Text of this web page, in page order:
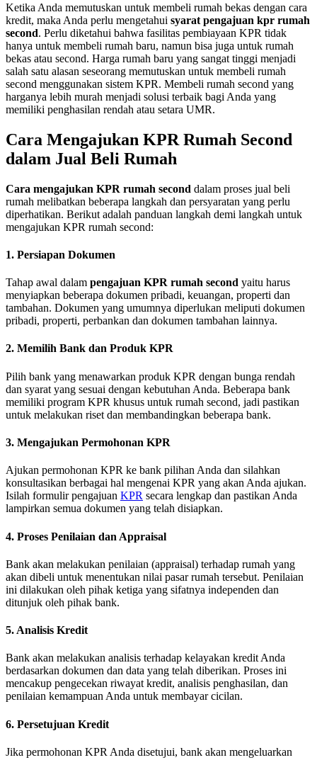
Ketika Anda memutuskan untuk membeli rumah bekas dengan cara
kredit, maka Anda perlu mengetahui syarat pengajuan kpr rumah
second. Perlu diketahui bahwa fasilitas pembiayaan KPR tidak
hanya untuk membeli rumah baru, namun bisa juga untuk rumah
bekas atau second. Harga rumah baru yang sangat tinggi menjadi
salah satu alasan seseorang memutuskan untuk membeli rumah
second menggunakan sistem KPR. Membeli rumah second yang
harganya lebih murah menjadi solusi terbaik bagi Anda yang
memiliki penghasilan rendah atau setara UMR.
Cara Mengajukan KPR Rumah Second
dalam Jual Beli Rumah
Cara mengajukan KPR rumah second dalam proses jual beli
rumah melibatkan beberapa langkah dan persyaratan yang perlu
diperhatikan. Berikut adalah panduan langkah demi langkah untuk
mengajukan KPR rumah second:
1. Persiapan Dokumen
Tahap awal dalam pengajuan KPR rumah second yaitu harus
menyiapkan beberapa dokumen pribadi, keuangan, properti dan
tambahan. Dokumen yang umumnya diperlukan meliputi dokumen
pribadi, properti, perbankan dan dokumen tambahan lainnya.
2. Memilih Bank dan Produk KPR
Pilih bank yang menawarkan produk KPR dengan bunga rendah
dan syarat yang sesuai dengan kebutuhan Anda. Beberapa bank
memiliki program KPR khusus untuk rumah second, jadi pastikan
untuk melakukan riset dan membandingkan beberapa bank.
3. Mengajukan Permohonan KPR
Ajukan permohonan KPR ke bank pilihan Anda dan silahkan
konsultasikan berbagai hal mengenai KPR yang akan Anda ajukan.
Isilah formulir pengajuan KPR secara lengkap dan pastikan Anda
lampirkan semua dokumen yang telah disiapkan.
4. Proses Penilaian dan Appraisal
Bank akan melakukan penilaian (appraisal) terhadap rumah yang
akan dibeli untuk menentukan nilai pasar rumah tersebut. Penilaian
ini dilakukan oleh pihak ketiga yang sifatnya independen dan
ditunjuk oleh pihak bank.
5. Analisis Kredit
Bank akan melakukan analisis terhadap kelayakan kredit Anda
berdasarkan dokumen dan data yang telah diberikan. Proses ini
mencakup pengecekan riwayat kredit, analisis penghasilan, dan
penilaian kemampuan Anda untuk membayar cicilan.
6. Persetujuan Kredit
Jika permohonan KPR Anda disetujui, bank akan mengeluarkan